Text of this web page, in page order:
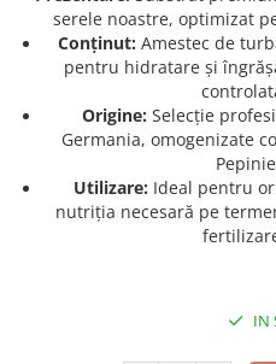
Bulbi de Tigridia
Bulbi de Zambile
Bulbi Sparaxis
Mixuri de Bulbi
Seminte de Flori
Seminte de Ierburi
serele noastre, optimizat
Conținut: Amestec de
pentru hidratare și
Origine: Selecție
Germania, omogenizate
Utilizare: Ideal pentru
nutriția necesară pe
IN